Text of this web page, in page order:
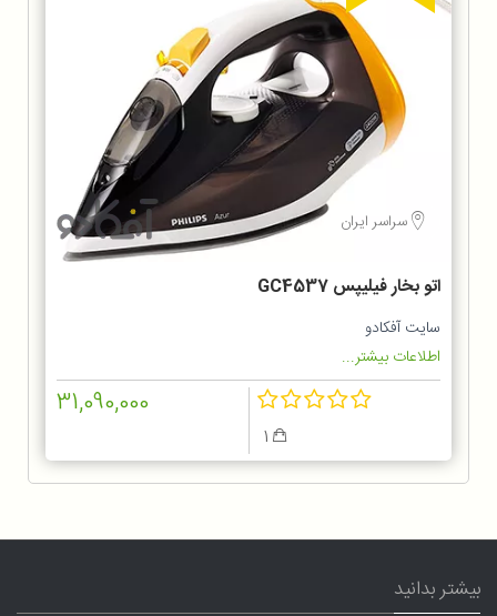
سراسر ایران
اتو بخار فیلیپس GC4537
سایت آفکادو
اطلاعات بیشتر...
31,090,000
بیشتر بدانید